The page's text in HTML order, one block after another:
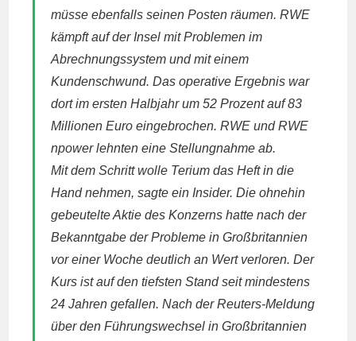
müsse ebenfalls seinen Posten räumen.RWE
kämpft auf der Insel mit Problemen im
Abrechnungssystem und mit einem
Kundenschwund. Das operative Ergebnis war
dort im ersten Halbjahr um 52 Prozent auf 83
Millionen Euro eingebrochen.RWE undRWE
npower lehnten eine Stellungnahme ab.
Mit dem Schritt wolle Terium das Heft in die
Hand nehmen, sagte ein Insider. Die ohnehin
gebeutelte Aktie des Konzerns hatte nach der
Bekanntgabe der Probleme in Großbritannien
vor einer Woche deutlich an Wert verloren. Der
Kurs ist auf den tiefsten Stand seit mindestens
24 Jahren gefallen. Nach der Reuters-Meldung
über den Führungswechsel in Großbritannien